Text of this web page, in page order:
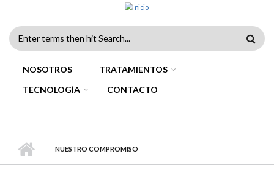
FORMULARIO
DE
BÚSQUEDA
NOSOTROS
TRATAMIENTOS
TECNOLOGÍA
CONTACTO
NUESTRO COMPROMISO